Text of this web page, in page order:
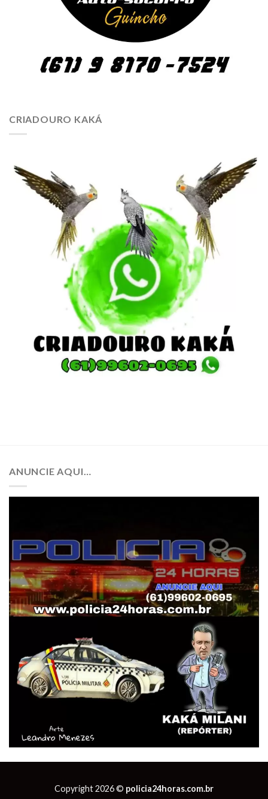
CRIADOURO KAKÁ
ANUNCIE AQUI…
Copyright 2026 © policia24horas.com.br